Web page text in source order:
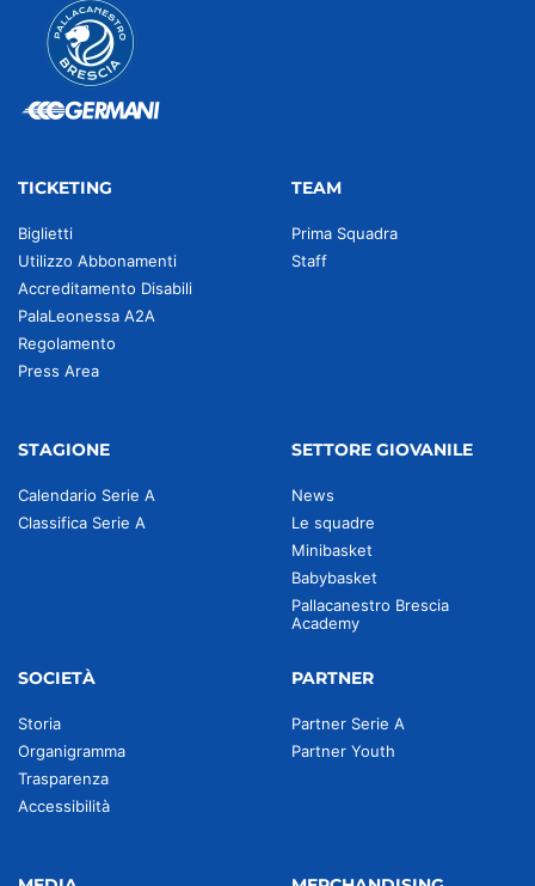
TICKETING
Biglietti
Utilizzo Abbonamenti
Accreditamento Disabili
PalaLeonessa A2A
Regolamento
Press Area
TEAM
Prima Squadra
Staff
STAGIONE
Calendario Serie A
Classifica Serie A
SETTORE GIOVANILE
News
Le squadre
Minibasket
Babybasket
Pallacanestro Brescia
Academy
SOCIETÀ
Storia
Organigramma
Trasparenza
Accessibilità
PARTNER
Partner Serie A
Partner Youth